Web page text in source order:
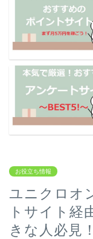
お役立ち情報
ユニクロオ
トサイト経
きな人必見！